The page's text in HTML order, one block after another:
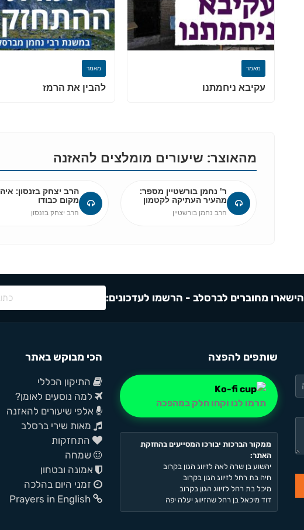
מאמר
עקיבא ניחמתנו
מאמר
להבין את הרמז
מהאוצר: שיעורים מומלצים להאזנה
ר' נחמן בורשטיין מספר:
מהעיר העתיקה לקטמון
הרב נחמן בורשטיין
הרב יצחק בזנסון: איה
מקום כבודו
הרב יצחק בזנסון
הישארו מחוברים לברסלב - הרשמו לעדכונים:
הכי מבוקש באתר
התיקון הכללי
למה נוסעים לאומן?
אלפי שיעורים להאזנה
מאות שירי ברסלב
התחזקות
שמחה
אמונה ובטחון
זמני היום בהלכה
שותפים להפצה
תרמו לנו וקחו חלק במהפכה
ממקור הברכות יבורכו המסייעים בהחזקת
האתר:
יהשוע בן שרה לאה לזיווג הגון בקרוב
חיה בת רחל לזיווג הגון בקרוב
מיכל בת רחל לזיווג הגון בקרוב
דוד מיכאל בן רחל שהזיווג יעלה יפה